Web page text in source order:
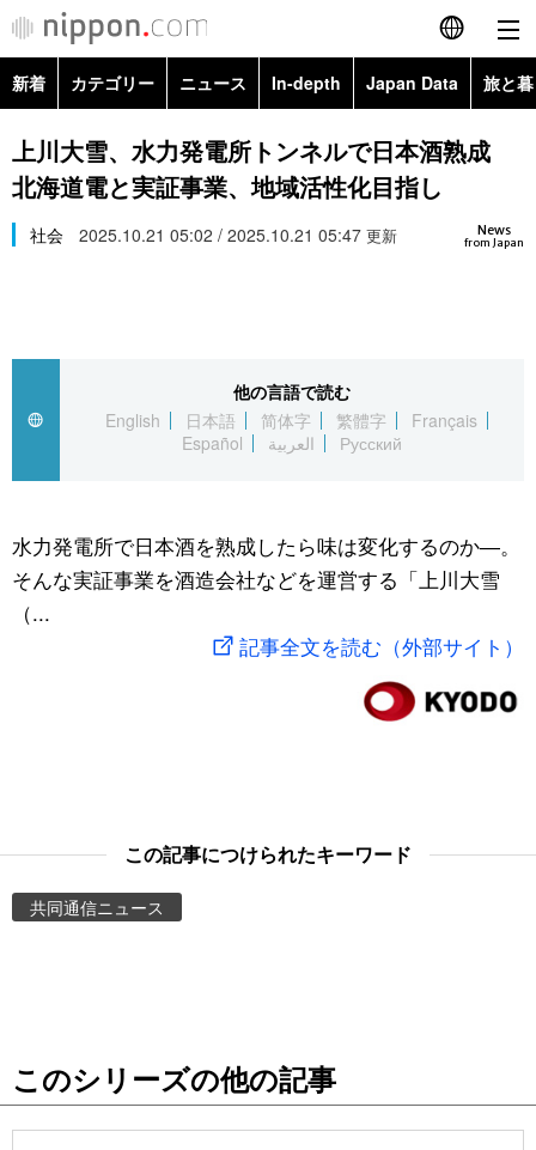
English
简体字
繁體字
Русский
カテゴリー
経済・ビジネス
国際
文化
トップ
アーカイブ
In-depth
Japan Data
動画/Live
People
新着 カテゴリー ニュース In-depth Japan Data 旅と
政治・外交
経済・ビジネス
スポーツ・東京2020
Topics
上川大雪、水力発電所トンネルで日本酒熟成
北海道電と実証事業、地域活性化目指し
News
from Japan
社会 2025.10.21 05:02 / 2025.10.21 05:47 更新
他の言語で読む
English
日本語 简体字 繁體字
Français
Español
العربية Русский
水力発電所で日本酒を熟成したら味は変化するのか―。
そんな実証事業を酒造会社などを運営する「上川大雪
（...
記事全文を読む（外部サイト）
この記事につけられたキーワード
共同通信ニュース
このシリーズの他の記事